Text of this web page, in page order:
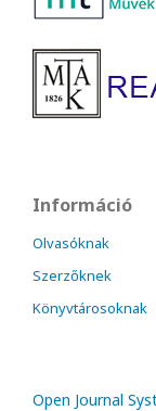
Információ
Olvasóknak
Szerzőknek
Könyvtárosoknak
Open Journal